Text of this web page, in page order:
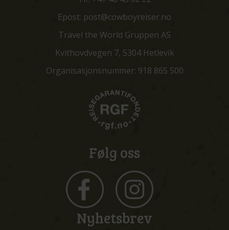
Epost: post@cowboyreiser.no
Travel the World Gruppen AS
Kvithovdvegen 7, 5304 Hetlevik
Organisasjonsnummer: 918 865 500
Følg oss
Nyhetsbrev